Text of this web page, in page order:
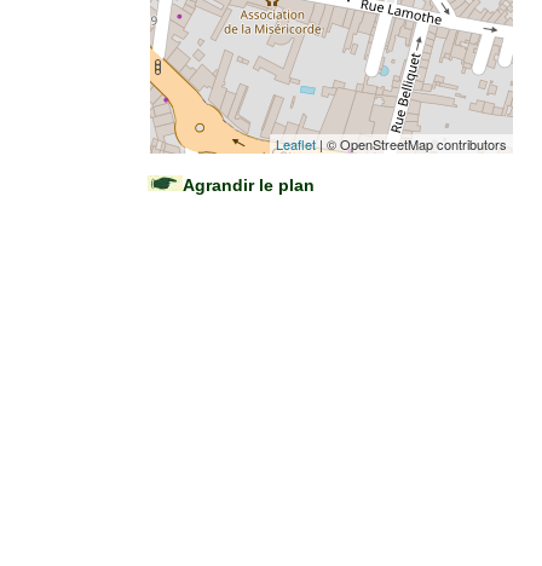
Leaflet| © OpenStreetMap contributors
Agrandir le plan